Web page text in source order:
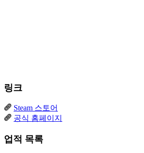
링크
Steam 스토어
공식 홈페이지
업적 목록